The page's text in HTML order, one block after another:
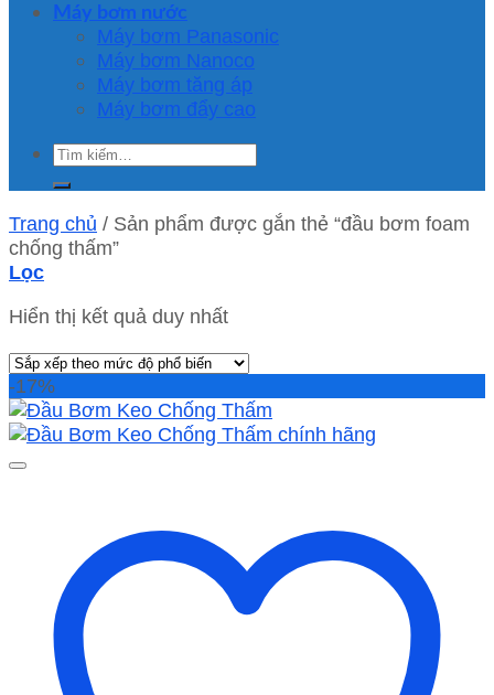
Máy bơm nước
Máy bơm Panasonic
Máy bơm Nanoco
Máy bơm tăng áp
Máy bơm đẩy cao
Tìm
kiếm:
Trang chủ / Sản phẩm được gắn thẻ “đầu bơm foam
chống thấm”
Lọc
Hiển thị kết quả duy nhất
-17%